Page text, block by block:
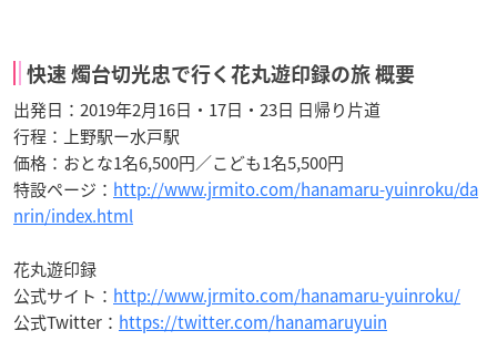
快速 燭台切光忠で行く花丸遊印録の旅 概要
出発日：2019年2月16日・17日・23日 日帰り片道
行程：上野駅ー水戸駅
価格：おとな1名6,500円／こども1名5,500円
特設ページ： http://www.jrmito.com/hanamaru-yuinroku/da
nrin/index.html
花丸遊印録
公式サイト： http://www.jrmito.com/hanamaru-yuinroku/
公式Twitter： https://twitter.com/hanamaruyuin